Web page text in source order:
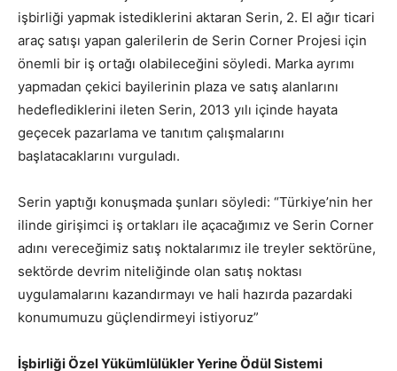
işbirliği yapmak istediklerini aktaran Serin, 2. El ağır ticari
araç satışı yapan galerilerin de Serin Corner Projesi için
önemli bir iş ortağı olabileceğini söyledi. Marka ayrımı
yapmadan çekici bayilerinin plaza ve satış alanlarını
hedeflediklerini ileten Serin, 2013 yılı içinde hayata
geçecek pazarlama ve tanıtım çalışmalarını
başlatacaklarını vurguladı.
Serin yaptığı konuşmada şunları söyledi: “Türkiye’nin her
ilinde girişimci iş ortakları ile açacağımız ve Serin Corner
adını vereceğimiz satış noktalarımız ile treyler sektörüne,
sektörde devrim niteliğinde olan satış noktası
uygulamalarını kazandırmayı ve hali hazırda pazardaki
konumumuzu güçlendirmeyi istiyoruz”
İşbirliği Özel Yükümlülükler Yerine Ödül Sistemi